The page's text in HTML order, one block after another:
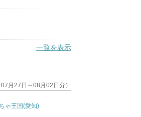
一覧を表示
月27日～08月02日分）
ゃ王国(愛知)